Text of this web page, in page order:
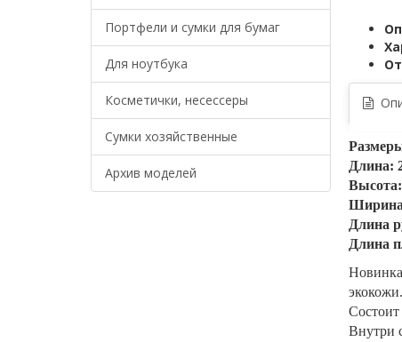
Портфели и сумки для бумаг
Для ноутбука
Косметички, несессеры
Сумки хозяйственные
Архив моделей
Длина:
Длина
Длина
Новинка
экокожи.
Состоит
Внутри